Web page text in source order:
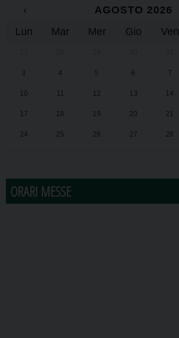
‹ AGOSTO 2026
Lun
Mar Mer Gio Ven
3 4 5 6 7
10 11 12 13 14
17 18 19 20 21
24 25 26 27 28
ORARI MESSE